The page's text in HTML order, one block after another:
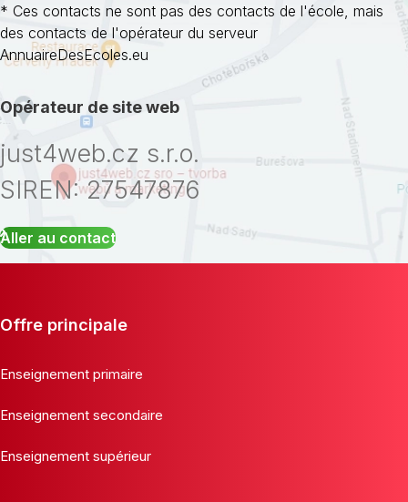
* Ces contacts ne sont pas des contacts de l'école, mais
des contacts de l'opérateur du serveur
AnnuaireDesEcoles.eu
Opérateur de site web
just4web.cz s.r.o.
SIREN: 27547876
Aller au contact
Offre principale
Enseignement primaire
Enseignement secondaire
Enseignement supérieur